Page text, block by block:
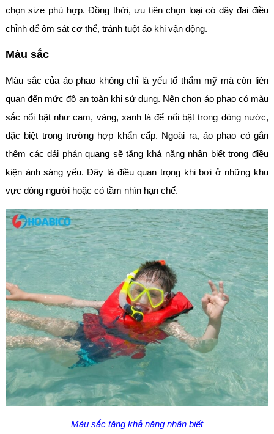
chọn size phù hợp. Đồng thời, ưu tiên chọn loại có dây đai điều
chỉnh để ôm sát cơ thể, tránh tuột áo khi vận động.
Màu sắc
Màu sắc của áo phao không chỉ là yếu tố thẩm mỹ mà còn liên
quan đến mức độ an toàn khi sử dụng. Nên chọn áo phao có màu
sắc nổi bật như cam, vàng, xanh lá để nổi bật trong dòng nước,
đặc biệt trong trường hợp khẩn cấp. Ngoài ra, áo phao có gắn
thêm các dải phản quang sẽ tăng khả năng nhận biết trong điều
kiện ánh sáng yếu. Đây là điều quan trọng khi bơi ở những khu
vực đông người hoặc có tầm nhìn hạn chế.
Màu sắc tăng khả năng nhận biết